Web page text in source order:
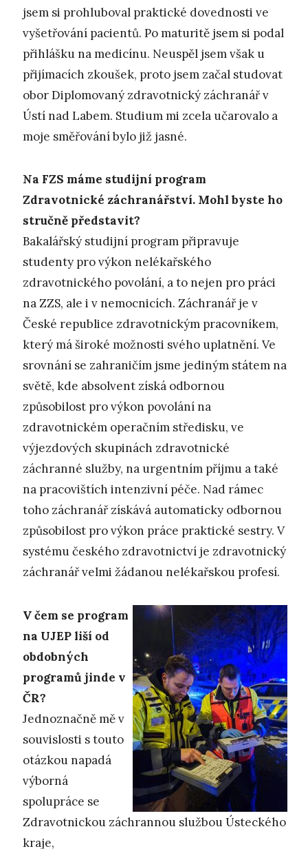
jsem si prohluboval praktické dovednosti ve
vyšetřování pacientů. Po maturitě jsem si podal
přihlášku na medicínu. Neuspěl jsem však u
přijímacích zkoušek, proto jsem začal studovat
obor Diplomovaný zdravotnický záchranář v
Ústí nad Labem. Studium mi zcela učarovalo a
moje směřování bylo již jasné.
Na FZS máme studijní program
Zdravotnické záchranářství. Mohl byste ho
stručně představit?
Bakalářský studijní program připravuje
studenty pro výkon nelékařského
zdravotnického povolání, a to nejen pro práci
na ZZS, ale i v nemocnicích. Záchranář je v
České republice zdravotnickým pracovníkem,
který má široké možnosti svého uplatnění. Ve
srovnání se zahraničím jsme jediným státem na
světě, kde absolvent získá odbornou
způsobilost pro výkon povolání na
zdravotnickém operačním středisku, ve
výjezdových skupinách zdravotnické
záchranné služby, na urgentním příjmu a také
na pracovištích intenzivní péče. Nad rámec
toho záchranář získává automaticky odbornou
způsobilost pro výkon práce praktické sestry. V
systému českého zdravotnictví je zdravotnický
záchranář velmi žádanou nelékařskou profesí.
V čem se program
na UJEP liší od
obdobných
programů jinde v
ČR?
Jednoznačně mě v
souvislosti s touto
otázkou napadá
výborná
spolupráce se
Zdravotnickou záchrannou službou Ústeckého
kraje,